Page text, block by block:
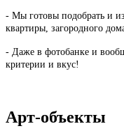
- Мы готовы подобрать и
квартиры, загородного
- Даже в фотобанке и
критерии и вкус!
Арт-объекты